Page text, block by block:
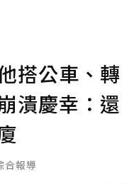
搭公車、轉
潰慶幸：還
合報導